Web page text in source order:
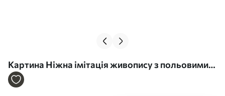
Картина Ніжна імітація живопису з польовими
квітами Арт. s49063